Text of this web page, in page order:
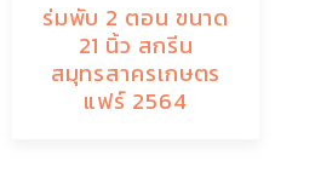
ร่มพับ 2 ตอน ขนาด
21 นิ้ว สกรีน
สมุทรสาครเกษตร
แฟร์ 2564